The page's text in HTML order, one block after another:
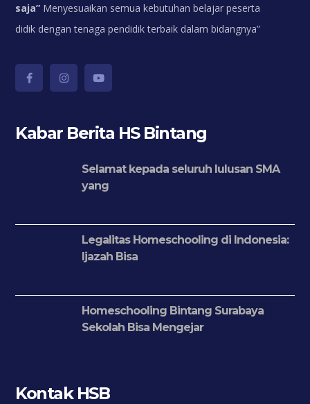
saja” Menyesuaikan semua kebutuhan belajar peserta
didik dengan tenaga pendidik terbaik dalam bidangnya”
Kabar Berita HS Bintang
Selamat kepada seluruh lulusan SMA
yang
Legalitas Homeschooling di Indonesia:
Ijazah Bisa
Homeschooling Bintang Surabaya
Sekolah Bisa Mengejar
Kontak HSB